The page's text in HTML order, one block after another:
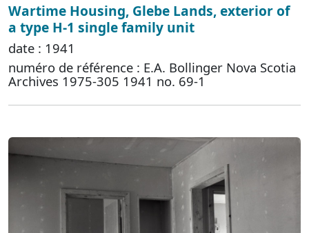
Wartime Housing, Glebe Lands, exterior of
a type H-1 single family unit
date : 1941
numéro de référence : E.A. Bollinger Nova Scotia
Archives 1975-305 1941 no. 69-1